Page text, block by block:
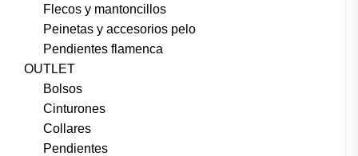
Flecos y mantoncillos
Peinetas y accesorios pelo
Pendientes flamenca
OUTLET
Bolsos
Cinturones
Collares
Pendientes